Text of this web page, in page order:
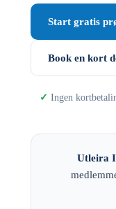
Start gratis
Book en kort
Ingen
Utleira